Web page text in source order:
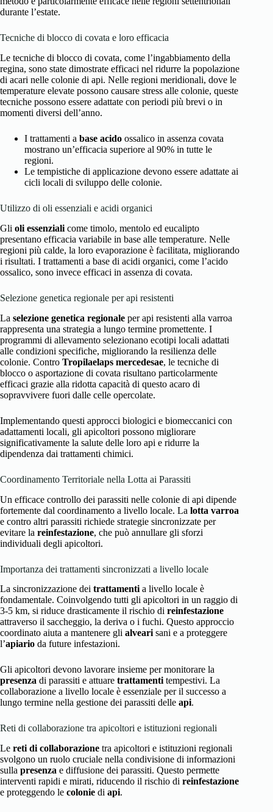
durante l’estate.
Tecniche di blocco di covata e loro efficacia
Le tecniche di blocco di covata, come l’ingabbiamento della
regina, sono state dimostrate efficaci nel ridurre la popolazione
di acari nelle colonie di api. Nelle regioni meridionali, dove le
temperature elevate possono causare stress alle colonie, queste
tecniche possono essere adattate con periodi più brevi o in
momenti diversi dell’anno.
I trattamenti a base acido ossalico in assenza covata
mostrano un’efficacia superiore al 90% in tutte le
regioni.
Le tempistiche di applicazione devono essere adattate ai
cicli locali di sviluppo delle colonie.
Utilizzo di oli essenziali e acidi organici
Gli oli essenziali come timolo, mentolo ed eucalipto
presentano efficacia variabile in base alle temperature. Nelle
regioni più calde, la loro evaporazione è facilitata, migliorando
i risultati. I trattamenti a base di acidi organici, come l’acido
ossalico, sono invece efficaci in assenza di covata.
Selezione genetica regionale per api resistenti
La selezione genetica regionale per api resistenti alla varroa
rappresenta una strategia a lungo termine promettente. I
programmi di allevamento selezionano ecotipi locali adattati
alle condizioni specifiche, migliorando la resilienza delle
colonie. Contro Tropilaelaps mercedesae, le tecniche di
blocco o asportazione di covata risultano particolarmente
efficaci grazie alla ridotta capacità di questo acaro di
sopravvivere fuori dalle celle opercolate.
Implementando questi approcci biologici e biomeccanici con
adattamenti locali, gli apicoltori possono migliorare
significativamente la salute delle loro api e ridurre la
dipendenza dai trattamenti chimici.
Coordinamento Territoriale nella Lotta ai Parassiti
Un efficace controllo dei parassiti nelle colonie di api dipende
fortemente dal coordinamento a livello locale. La lotta varroa
e contro altri parassiti richiede strategie sincronizzate per
evitare la reinfestazione, che può annullare gli sforzi
individuali degli apicoltori.
Importanza dei trattamenti sincronizzati a livello locale
La sincronizzazione dei trattamenti a livello locale è
fondamentale. Coinvolgendo tutti gli apicoltori in un raggio di
3-5 km, si riduce drasticamente il rischio di reinfestazione
attraverso il saccheggio, la deriva o i fuchi. Questo approccio
coordinato aiuta a mantenere gli alveari sani e a proteggere
l’apiario da future infestazioni.
Gli apicoltori devono lavorare insieme per monitorare la
presenza di parassiti e attuare trattamenti tempestivi. La
collaborazione a livello locale è essenziale per il successo a
lungo termine nella gestione dei parassiti delle api.
Reti di collaborazione tra apicoltori e istituzioni regionali
Le reti di collaborazione tra apicoltori e istituzioni regionali
svolgono un ruolo cruciale nella condivisione di informazioni
sulla presenza e diffusione dei parassiti. Questo permette
interventi rapidi e mirati, riducendo il rischio di reinfestazione
e proteggendo le colonie di api.